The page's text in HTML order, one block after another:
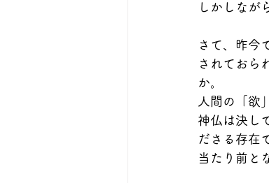
しかしなが
さて、昨今
されておら
か。
人間の「欲
神仏は決し
ださる存在
当たり前と